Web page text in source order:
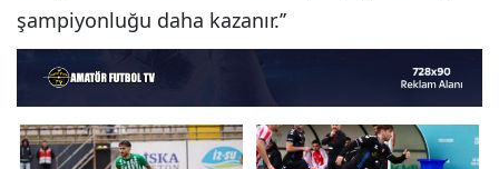
şampiyonluğu daha kazanır.’’